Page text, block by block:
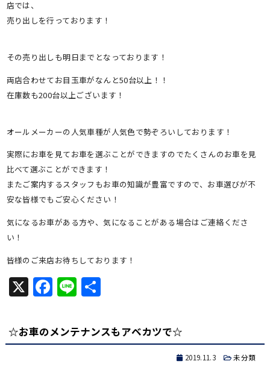
店では、
売り出しを行っております！
その売り出しも明日までとなっております！
両店合わせてお目玉車がなんと50台以上！！
在庫数も200台以上ございます！
オールメーカーの人気車種が人気色で勢ぞろいしております！
実際にお車を見てお車を選ぶことができますのでたくさんのお車を見
比べて選ぶことができます！
またご案内するスタッフもお車の知識が豊富ですので、お車選びが不
安な皆様でもご安心ください！
気になるお車がある方や、気になることがある場合はご連絡くださ
い！
皆様のご来店お待ちしております！
X Facebook
Line共
☆お車のメンテナンスもアベカツで☆
2019.11.3 未分類